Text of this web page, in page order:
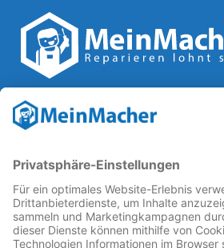
Reparatur Revolution
Reparatur↗ für eineReparatur
Reparaturbedingungen: Für Produkte,
reparieren lassen, für günstigere
Erhalt der reparierenden Betriebe
Know-hows in Deutschland.